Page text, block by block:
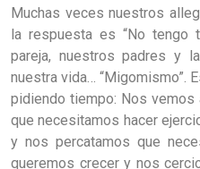
Muchas veces nuestros
la respuesta es “No tengo
pareja, nuestros padres y
nuestra vida… “Migomismo”.
pidiendo tiempo: Nos
que necesitamos hacer
y nos percatamos que
queremos crecer y nos